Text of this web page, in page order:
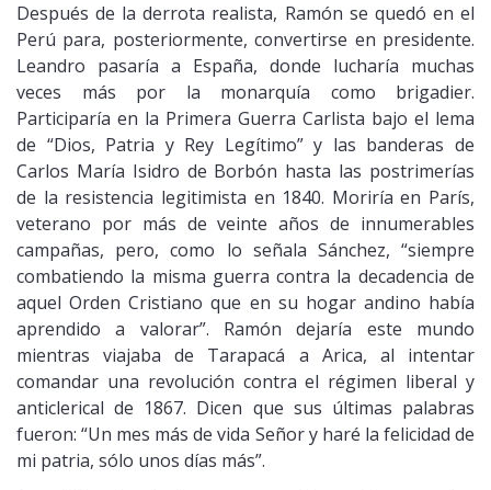
Después de la derrota realista, Ramón se quedó en el
Perú para, posteriormente, convertirse en presidente.
Leandro pasaría a España, donde lucharía muchas
veces más por la monarquía como brigadier.
Participaría en la Primera Guerra Carlista bajo el lema
de “Dios, Patria y Rey Legítimo” y las banderas de
Carlos María Isidro de Borbón hasta las postrimerías
de la resistencia legitimista en 1840. Moriría en París,
veterano por más de veinte años de innumerables
campañas, pero, como lo señala Sánchez, “siempre
combatiendo la misma guerra contra la decadencia de
aquel Orden Cristiano que en su hogar andino había
aprendido a valorar”. Ramón dejaría este mundo
mientras viajaba de Tarapacá a Arica, al intentar
comandar una revolución contra el régimen liberal y
anticlerical de 1867. Dicen que sus últimas palabras
fueron: “Un mes más de vida Señor y haré la felicidad de
mi patria, sólo unos días más”.